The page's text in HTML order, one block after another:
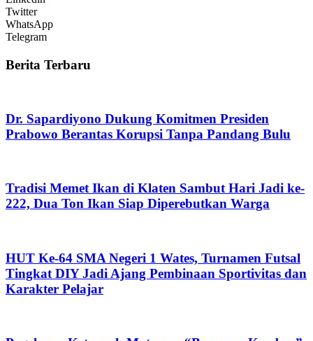
Twitter
WhatsApp
Telegram
Berita Terbaru
Dr. Sapardiyono Dukung Komitmen Presiden
Prabowo Berantas Korupsi Tanpa Pandang Bulu
Tradisi Memet Ikan di Klaten Sambut Hari Jadi ke-
222, Dua Ton Ikan Siap Diperebutkan Warga
HUT Ke-64 SMA Negeri 1 Wates, Turnamen Futsal
Tingkat DIY Jadi Ajang Pembinaan Sportivitas dan
Karakter Pelajar